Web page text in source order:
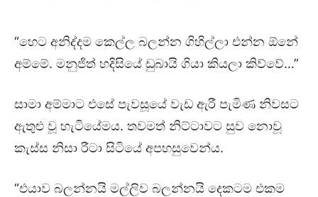
“හෙට අනිද්දම කෙල්ල බලන්න ගිහිල්ලා එන්න ඕනේ
අම්මේ. මනුජිත් හදිසියේ ඩුබායි ගියා කියලා කිව්වේ…”
සාමා අම්මාට එසේ පැවසූයේ වැඩ ඇරී පැමිණ නිවසට
ඇතුළු වූ හැටියේමය. තවමත් නිට්ටාවට සුව නොවූ
කැස්ස නිසා රීටා සිටියේ අපහසුවෙන්ය.
“එයාව බලන්නයි මල්ලිව බලන්නයි දෙකටම එකම